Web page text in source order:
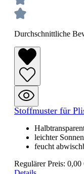
Durchschnittliche
Stoffmuster für
leichter
feucht
Regulärer Preis: 0,00